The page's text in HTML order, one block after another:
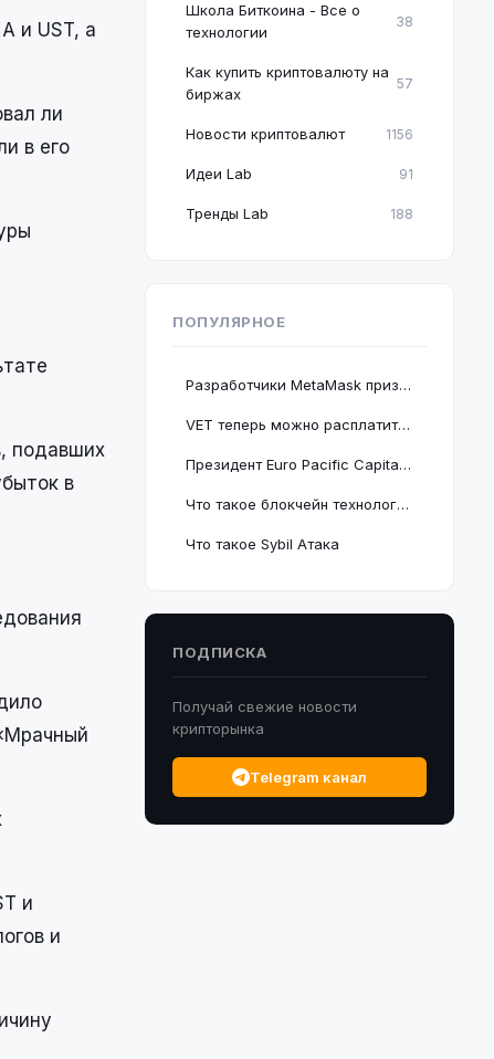
и UST, а
ли
в его
подавших
в
и
и
Школа Биткоина - Все о
технологии
38
Как купить криптовалюту на
биржах
57
Новости криптовалют 1156
Идеи Lab 91
Тренды Lab 188
ПОПУЛЯРНОЕ
Разработчики MetaMask призвали пользователей срочно обновить браузер Google Chrome
VET теперь можно расплатиться в 2 миллионах магазинов, проект подключается к BNB Chain
Президент Euro Pacific Capital заявил, что крах криптовалютного рынка полезен для экономики
Что такое блокчейн технология: принцип работы и краткое руководство
Что такое Sybil Атака
ПОДПИСКА
Получай свежие новости
крипторынка
Telegram канал